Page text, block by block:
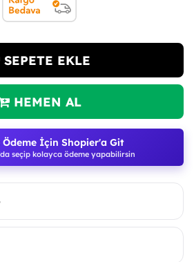
SEPETE EKLE
HEMEN AL
Ödeme İçin Shopier'a Git
seçip kolayca ödeme yapabilirsin